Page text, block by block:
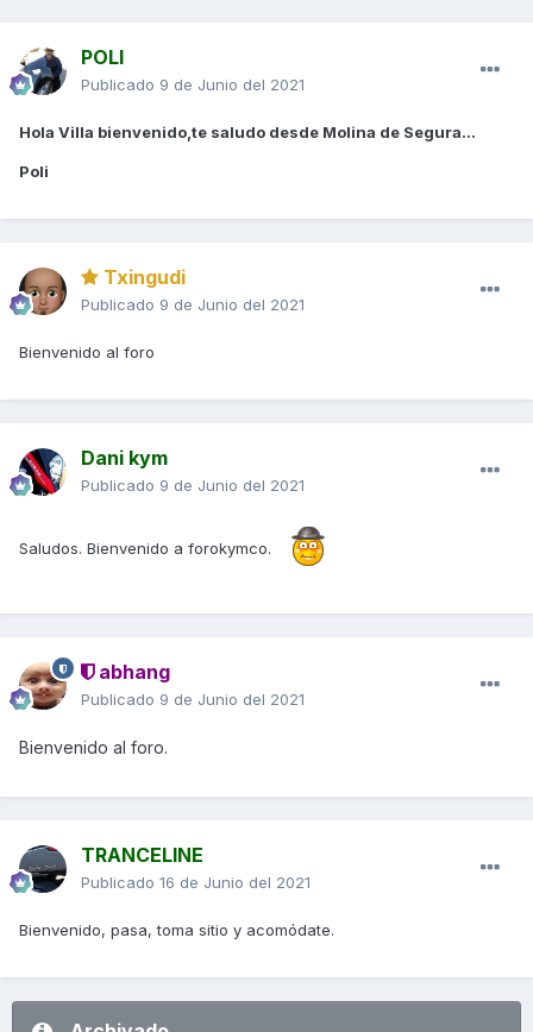
POLI
Publicado 9 de Junio del 2021
Hola Villa bienvenido,te saludo desde Molina de Segura...
Poli
Txingudi
Publicado 9 de Junio del 2021
Bienvenido al foro
Dani kym
Publicado 9 de Junio del 2021
Saludos. Bienvenido a forokymco.
abhang
Publicado 9 de Junio del 2021
Bienvenido al foro.
TRANCELINE
Publicado 16 de Junio del 2021
Bienvenido, pasa, toma sitio y acomódate.